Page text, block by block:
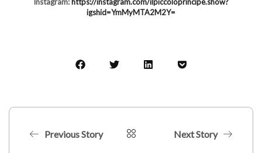
igshid=YmMyMTA2M2Y=
Previous Story Next Story